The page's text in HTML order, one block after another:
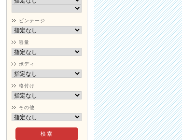
ビンテージ
容量
ボディ
格付け
その他